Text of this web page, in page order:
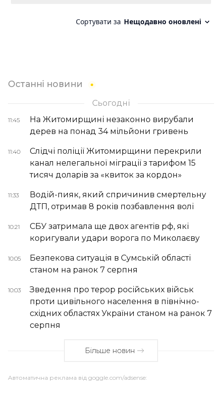
Останні новини
Сьогодні
11:45
На Житомирщині незаконно вирубали
дерев на понад 34 мільйони гривень
11:40
Слідчі поліції Житомирщини перекрили
канал нелегальної міграції з тарифом 15
тисяч доларів за «квиток за кордон»
11:33
Водій-пияк, який спричинив смертельну
ДТП, отримав 8 років позбавлення волі
10:21
СБУ затримала ще двох агентів рф, які
коригували удари ворога по Миколаєву
10:05
Безпекова ситуація в Сумській області
станом на ранок 7 серпня
10:03
Зведення про терор російських військ
проти цивільного населення в північно-
східних областях України станом на ранок 7
серпня
Більше новин
Автоматична реклама від goggle.com/adsense: